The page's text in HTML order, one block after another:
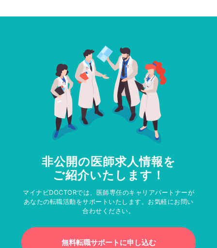
非公開の医師求人情報を
ご紹介いたします！
マイナビDOCTORでは、医師専任のキャリアパートナーが
あなたの転職活動をサポートいたします。お気軽にお問い
合わせください。
無料転職サポートに申し込む